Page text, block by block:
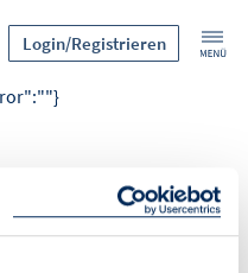
Login/Registrieren